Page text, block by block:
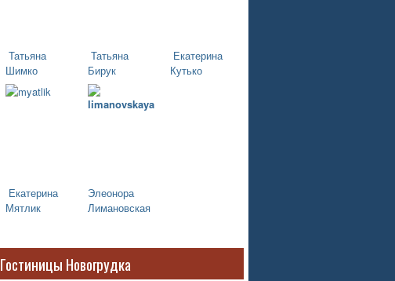
Татьяна
Шимко
Татьяна
Бирук
Екатерина
Кутько
Екатерина
Мятлик
Элеонора
Лимановская
Гостиницы Новогрудка